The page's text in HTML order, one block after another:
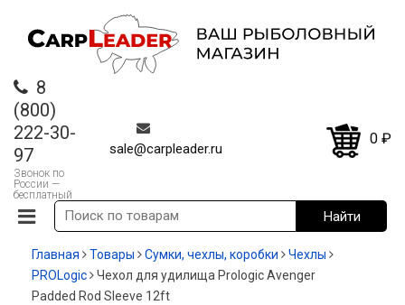
8
(800)
222-30-
97
Звонок по
России —
бесплатный
sale@carpleader.ru
0 ₽
Главная Товары Сумки, чехлы, коробки
Чехлы
PROLogic
Чехол для удилища Prologic Avenger
Padded Rod Sleeve 12ft